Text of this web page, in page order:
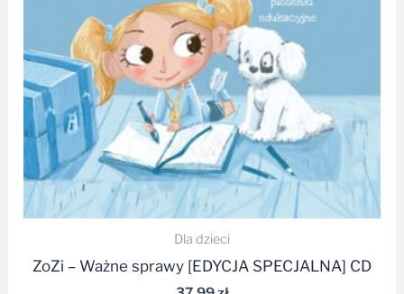
Dla dzieci
ZoZi – Ważne sprawy [EDYCJA SPECJALNA] CD
37,99zł